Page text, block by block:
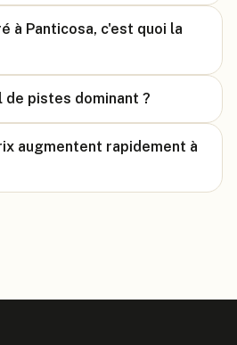
à Panticosa, c'est quoi la
pistes dominant ?
augmentent rapidement à